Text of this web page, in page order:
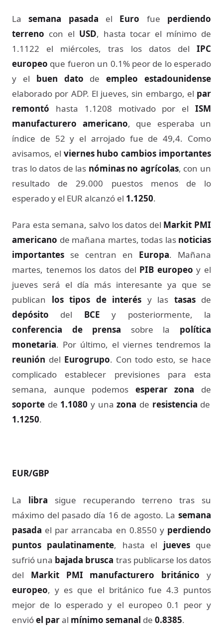
Lasemana pasada el Euro fue perdiendo
terreno con el USD, hasta tocar el mínimo de
1.1122 el miércoles, tras los datos del IPC
europeo que fueron un 0.1% peor de lo esperado
y el buen dato deempleo estadounidense
elaborado por ADP. El jueves, sin embargo, el par
remontó hasta 1.1208 motivado por el ISM
manufacturero americano, que esperaba un
índice de 52 y el arrojado fue de 49,4. Como
avisamos, el viernes hubo cambios importantes
tras lo datos de las nóminas no agrícolas, con un
resultado de 29.000 puestos menos de lo
esperado y el EUR alcanzó el 1.1250.
Para esta semana, salvo los datos del Markit PMI
americano de mañana martes, todas las noticias
importantes se centran en Europa. Mañana
martes, tenemos los datos del PIB europeo y el
jueves será el día más interesante ya que se
publican los tipos de interés y las tasasde
depósito del BCEy posteriormente, la
conferencia de prensa sobre la política
monetaria. Por último, el viernes tendremos la
reunión del Eurogrupo. Con todo esto, se hace
complicado establecer previsiones para esta
semana, aunque podemos esperar zona de
soporte de 1.1080 y unazona de resistencia de
1.1250.
EUR/GBP
La libra sigue recuperando terreno tras su
máximo del pasado día 16 de agosto. La semana
pasada el par arrancaba en 0.8550 y perdiendo
puntos paulatinamente, hasta el juevesque
sufrió una bajada brusca tras publicarse los datos
del Markit PMI manufacturero británico y
europeo, y es que el británico fue 4.3 puntos
mejor de lo esperado y el europeo 0.1 peor y
envióel paral mínimo semanal de 0.8385.